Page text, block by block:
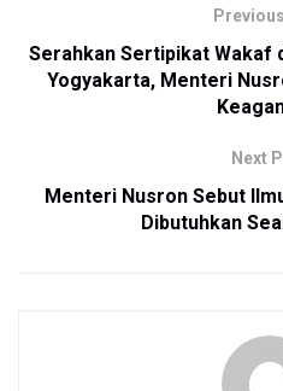
Serahkan Sertipikat Wakaf
Yogyakarta, Menteri
Next
Menteri Nusron Sebut
Dibutuhkan